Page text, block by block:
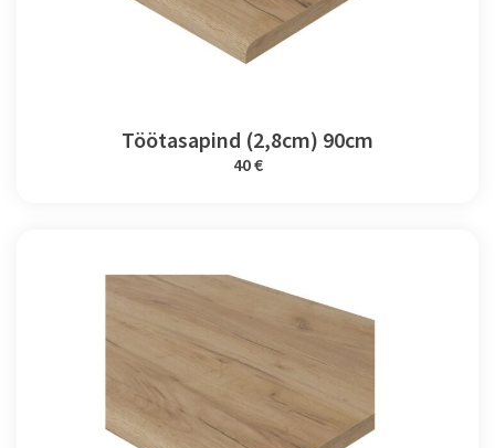
Töötasapind (2,8cm) 90cm
40 €